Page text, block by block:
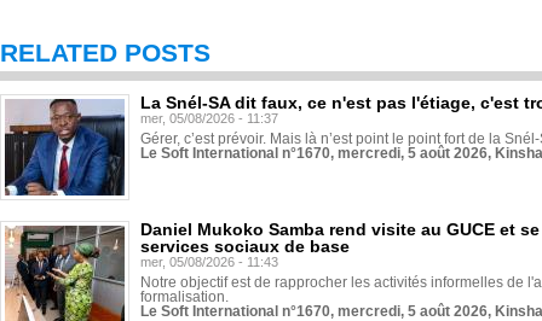
RELATED POSTS
La Snél-SA dit faux, ce n'est pas l'étiage, c'est
mer, 05/08/2026 - 11:37
Gérer, c’est prévoir. Mais là n’est point le point fort de la
Le Soft International n°1670, mercredi, 5 août 2026,
Daniel Mukoko Samba rend visite au GUCE et
services sociaux de base
mer, 05/08/2026 - 11:43
Notre objectif est de rapprocher les activités informelles de
formalisation.
Le Soft International n°1670, mercredi, 5 août 2026,